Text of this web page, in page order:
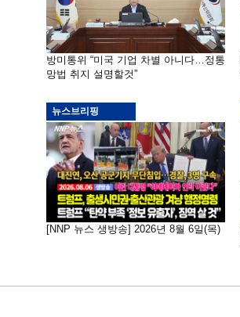
방미통위 “미국 기업 차별 아니다…정통
망법 취지 설명할것”
뉴스브리핑
[NNP 뉴스 생방송] 2026년 8월 6일(목)